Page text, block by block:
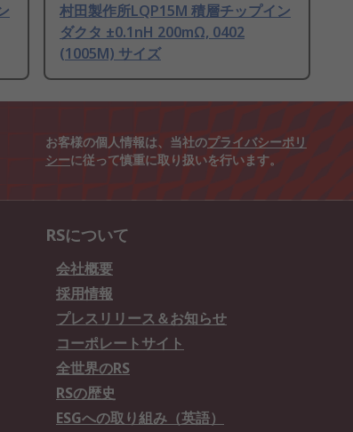
村田製作所LQP15M 積層チップイン
ダクタ ±0.1nH 200mΩ, 0402
(1005M) サイズ
お客様の個人情報は、当社のプライバシーポリ
シーに従って慎重に取り扱いを行います。
RSについて
会社概要
採用情報
プレスリリース＆お知らせ
コーポレートサイト
全世界のRS
RSの歴史
ESGへの取り組み（英語）